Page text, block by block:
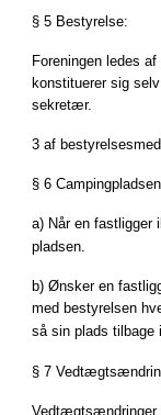
§ 5 Bestyrelse:
Foreningen ledes
konstituerer sig
sekretær.
3 af
§ 6 Campingpladsen
a) Når en fastligger
pladsen.
b) Ønsker en
med bestyrelsen
så sin plads tilbage
§ 7
Vedtægtsændringer